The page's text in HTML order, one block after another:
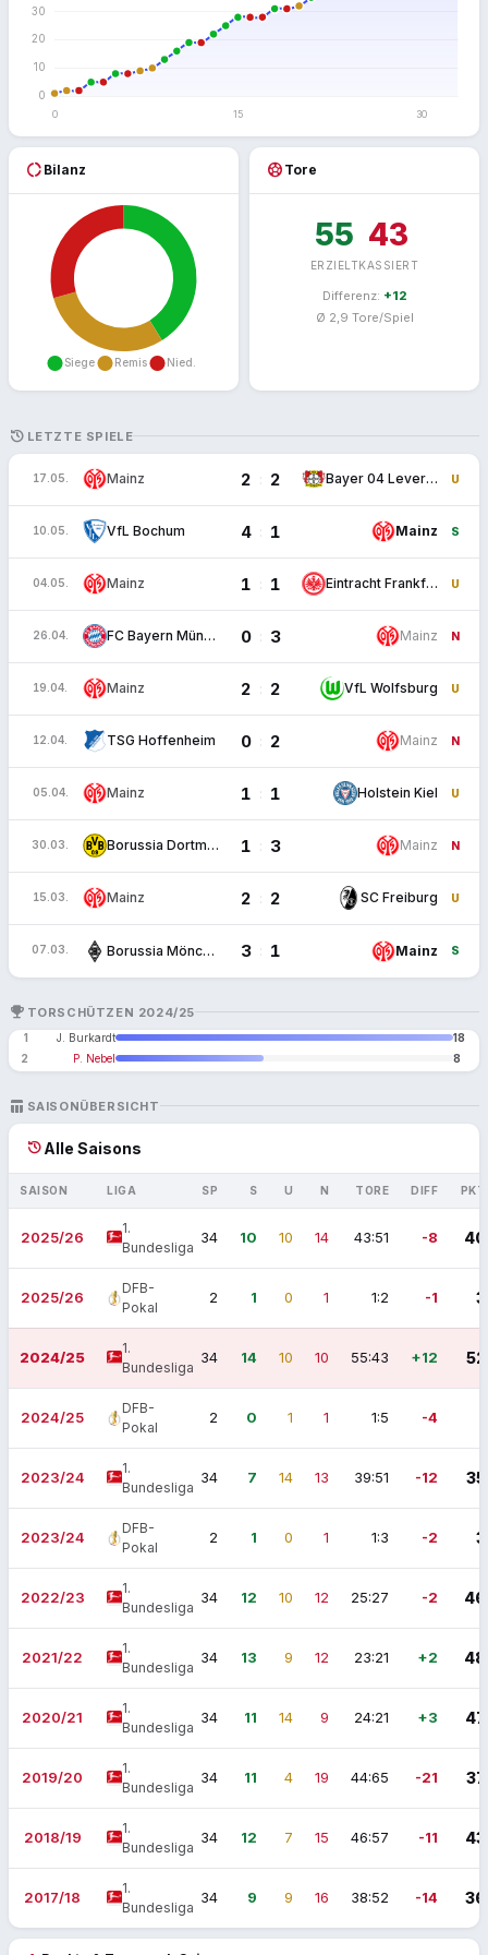
donut_large Bilanz sports_soccer Tore
55
ERZIELT
43
KASSIERT
Differenz: +12
Ø 2,9 Tore/Spiel
HISTORY LETZTE SPIELE
17.05. Mainz 2 : 2 Bayer 04 Leverkusen U
10.05. VfL Bochum 4 : 1 Mainz S
04.05. Mainz 1 : 1 Eintracht Frankfurt U
26.04. FC Bayern München 0 : 3 Mainz N
19.04. Mainz 2 : 2 VfL Wolfsburg U
12.04. TSG Hoffenheim 0 : 2 Mainz N
05.04. Mainz 1 : 1 Holstein Kiel U
30.03. Borussia Dortmund 1 : 3 Mainz N
15.03. Mainz 2 : 2 SC Freiburg U
07.03. Borussia Mönchengladbach 3 : 1 Mainz S
EMOJI_EVENTS TORSCHÜTZEN 2024/25
1 J. Burkardt
18
2
P. Nebel 8
TABLE_CHART SAISONÜBERSICHT
historyAlle Saisons
SAISON LIGA SP S U N TORE DIFF PKT
2025/26
1.
Bundesliga
34 10 10 14 43:51 -8 40
2025/26
DFB-
Pokal
2 1 0 1 1:2 -1 3
2024/25
1.
Bundesliga
34 14 10 10 55:43 +12 52
2024/25
DFB-
Pokal
2 0 1 1 1:5 -4
2023/24
1.
Bundesliga
34 7 14 13 39:51 -12 35
2023/24
DFB-
Pokal
2 1 0 1 1:3 -2 3
2022/23
1.
Bundesliga
34 12 10 12 25:27 -2 46
2021/22
1.
Bundesliga
34 13 9 12 23:21 +2 48
2020/21
1.
Bundesliga
34 11 14 9 24:21 +3 47
2019/20
1.
Bundesliga
34 11 4 19 44:65 -21 37
2018/19
1.
Bundesliga
34 12 7 15 46:57 -11 43
2017/18
1.
Bundesliga
34 9 9 16 38:52 -14 36